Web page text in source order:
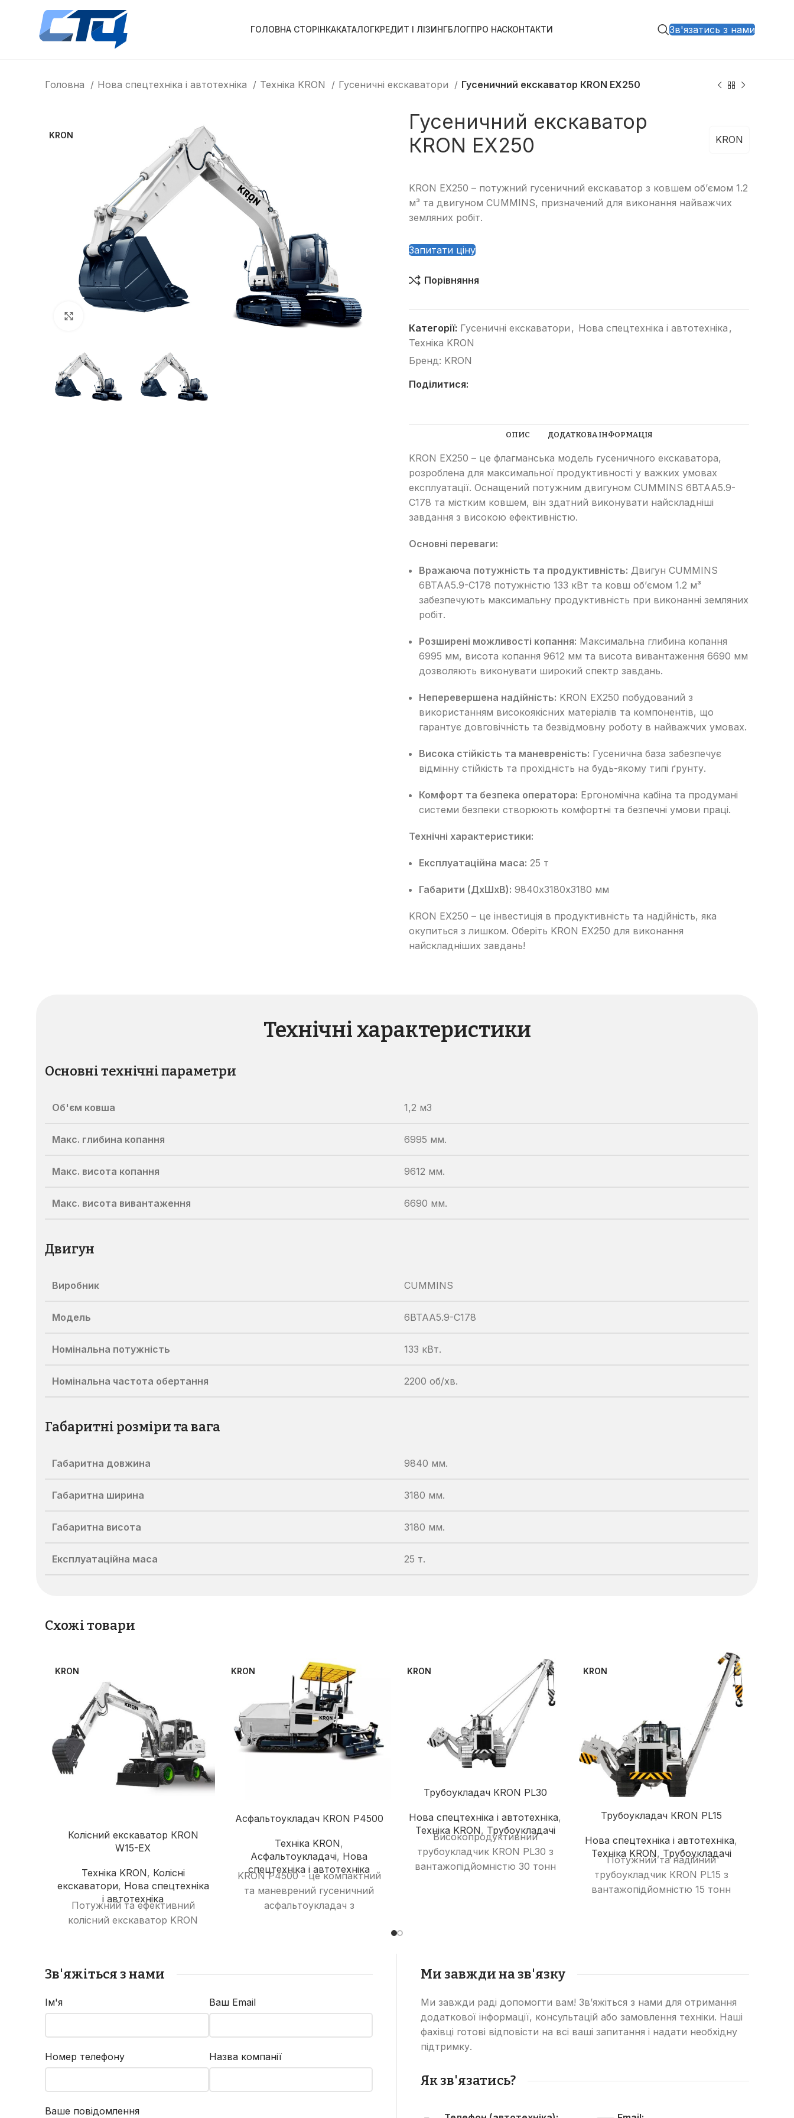
ГОЛОВНА СТОРІНКАКАТАЛОГ
Віброплити
Відбійні молотки
Гусеничні бульдозери
Гусеничні екскаватори
Колісні екскаватори
Міні-екскаватори
Навантажувачі з бортовим
Трубоукладачі
Телескопічні навантажувачі
Річстакери
Фронтальні навантажувачі
СпецТехноЦентр
КРЕДИТ І ЛІЗИНГБЛОГПРО НАСКОНТАКТИ Зв'язатись з нами
Головна Нова спецтехніка і автотехніка Техніка KRON Гусеничні екскаватори Гусеничний екскаватор КRON EX250
KRON
Гусеничний екскаватор
КRON EX250
KRON
KRON EX250 – потужний гусеничний екскаватор з ковшем об’ємом 1.2
м³ та двигуном CUMMINS, призначений для виконання найважчих
земляних робіт.
Запитати ціну
Порівняння
Категорії: Гусеничні екскаватори , Нова спецтехніка і автотехніка ,
Техніка KRON
Бренд: KRON
Поділитися:
ОПИС ДОДАТКОВА ІНФОРМАЦІЯ
KRON EX250 – це флагманська модель гусеничного екскаватора,
розроблена для максимальної продуктивності у важких умовах
експлуатації. Оснащений потужним двигуном CUMMINS 6BTAA5.9-
C178 та містким ковшем, він здатний виконувати найскладніші
завдання з високою ефективністю.
Основні переваги:
Вражаюча потужність та продуктивність: Двигун CUMMINS
6BTAA5.9-C178 потужністю 133 кВт та ковш об’ємом 1.2 м³
забезпечують максимальну продуктивність при виконанні земляних
робіт.
Розширені можливості копання: Максимальна глибина копання
6995 мм, висота копання 9612 мм та висота вивантаження 6690 мм
дозволяють виконувати широкий спектр завдань.
Неперевершена надійність: KRON EX250 побудований з
використанням високоякісних матеріалів та компонентів, що
гарантує довговічність та безвідмовну роботу в найважчих умовах.
Висока стійкість та маневреність: Гусенична база забезпечує
відмінну стійкість та прохідність на будь-якому типі ґрунту.
Комфорт та безпека оператора: Ергономічна кабіна та продумані
системи безпеки створюють комфортні та безпечні умови праці.
Технічні характеристики:
Експлуатаційна маса: 25 т
Габарити (ДхШхВ): 9840х3180х3180 мм
KRON EX250 – це інвестиція в продуктивність та надійність, яка
окупиться з лишком. Оберіть KRON EX250 для виконання
найскладніших завдань!
Технічні характеристики
Основні технічні параметри
Об'єм ковша 1,2 м3
Макс. глибина копання 6995 мм.
Макс. висота копання 9612 мм.
Макс. висота вивантаження 6690 мм.
Двигун
Виробник CUMMINS
Модель 6BTAA5.9-C178
Номінальна потужність 133 кВт.
Номінальна частота обертання 2200 об/хв.
Габаритні розміри та вага
Габаритна довжина 9840 мм.
Габаритна ширина 3180 мм.
Габаритна висота 3180 мм.
Експлуатаційна маса 25 т.
Схожі товари
KRON
Колісний екскаватор КRON
W15-EX
Техніка KRON, Колісні
екскаватори, Нова спецтехніка
і автотехніка
Потужний та ефективний
колісний екскаватор KRON
Завдяки двигунуCUMMINS
надійність.
KRON
Асфальтоукладач КRON P4500
Техніка KRON,
Асфальтоукладачі, Нова
спецтехніка і автотехніка
KRON P4500 - це компактний
та маневрений гусеничний
асфальтоукладач з
будівництва тротуарів,
KRON
Трубоукладач КRON PL30
Нова спецтехніка і автотехніка,
Техніка KRON, Трубоукладачі
Високопродуктивний
трубоукладчик КRON PL30 з
вантажопідйомністю 30 тонн
KRON
Трубоукладач КRON PL15
Нова спецтехніка і автотехніка,
Техніка KRON, Трубоукладачі
Потужний та надійний
трубоукладчик КRON PL15 з
вантажопідйомністю 15 тонн
Зв'яжіться з нами
Ім'я Ваш Email
Номер телефону Назва компанії
Ваше повідомлення
Ми завжди на зв'язку
Ми завжди раді допомогти вам! Зв’яжіться з нами для отримання
додаткової інформації, консультацій або замовлення техніки. Наші
фахівці готові відповісти на всі ваші запитання і надати необхідну
підтримку.
Як зв'язатись?